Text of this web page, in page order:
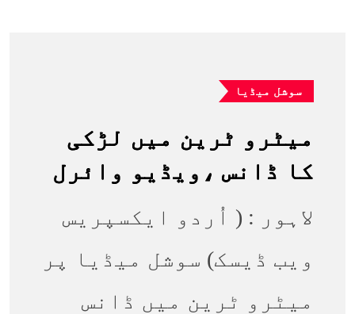
سوشل میڈیا
میٹرو ٹرین میں لڑکی
کا ڈانس ،ویڈیو وائرل
لاہور : ( اُردو ایکسپریس
ویب ڈیسک) سوشل میڈیا پر
میٹرو ٹرین میں ڈانس